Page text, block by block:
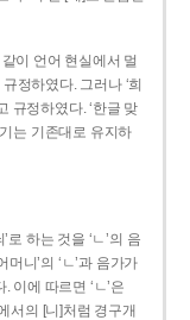
이 언어 현실에서 멀
정하였다. 그러나 ‘희
규정하였다. ‘한글 맞
는 기존대로 유지하
로 하는 것을 ‘ㄴ’의 음
머니’의 ‘ㄴ’과 음가가
이에 따르면 ‘ㄴ’은
서의 [니]처럼 경구개